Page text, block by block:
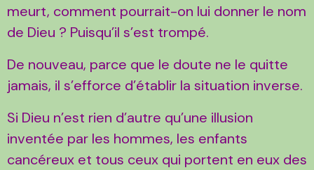
meurt, comment pourrait-on lui donner le nom
de Dieu ? Puisqu’il s’est trompé.
De nouveau, parce que le doute ne le quitte
jamais, il s’efforce d’établir la situation inverse.
Si Dieu n’est rien d’autre qu’une illusion
inventée par les hommes, les enfants
cancéreux et tous ceux qui portent en eux des